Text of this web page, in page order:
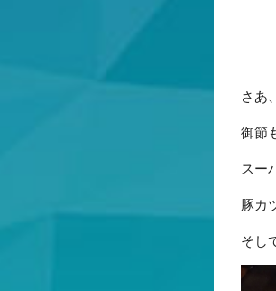
さあ
御節
スー
豚カ
そし